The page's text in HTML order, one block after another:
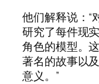
他们解释说：“
研究了每件现
角色的模型。
著名的故事以
意义。”